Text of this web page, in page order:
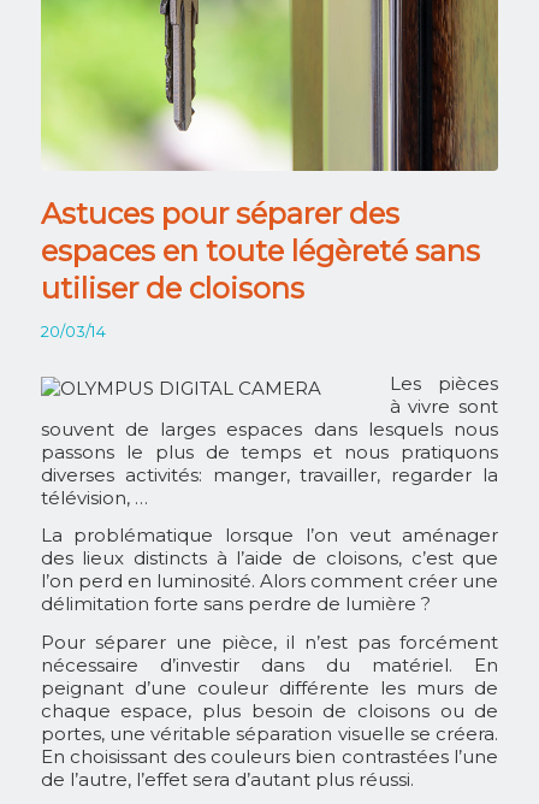
Astuces pour séparer des
espaces en toute légèreté sans
utiliser de cloisons
20/03/14
Les pièces
à vivre sont
souvent de larges espaces dans lesquels nous
passons le plus de temps et nous pratiquons
diverses activités: manger, travailler, regarder la
télévision, …
La problématique lorsque l’on veut aménager
des lieux distincts à l’aide de cloisons, c’est que
l’on perd en luminosité. Alors comment créer une
délimitation forte sans perdre de lumière ?
Pour séparer une pièce, il n’est pas forcément
nécessaire d’investir dans du matériel. En
peignant d’une couleur différente les murs de
chaque espace, plus besoin de cloisons ou de
portes, une véritable séparation visuelle se créera.
En choisissant des couleurs bien contrastées l’une
de l’autre, l’effet sera d’autant plus réussi.